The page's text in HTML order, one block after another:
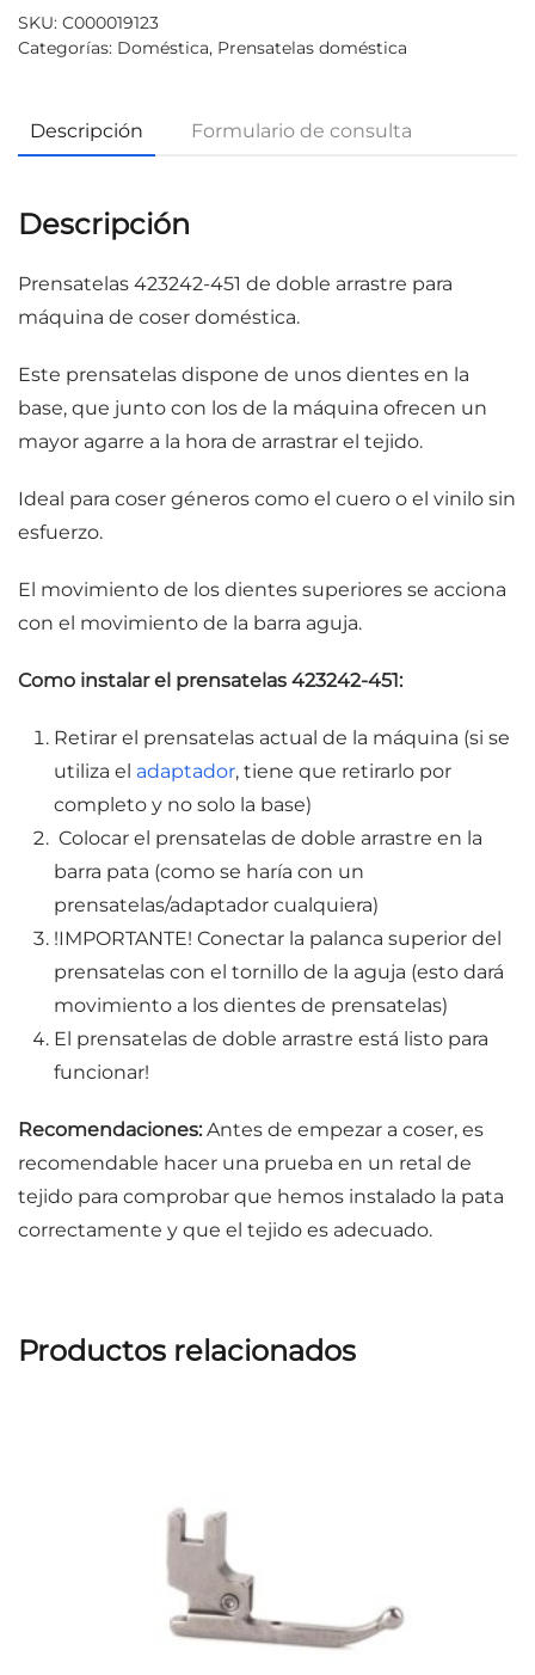
SKU: C000019123
Categorías: Doméstica, Prensatelas doméstica
Descripción Formulario de consulta
Descripción
Prensatelas 423242-451 de doble arrastre para
máquina de coser doméstica.
Este prensatelas dispone de unos dientes en la
base, que junto con los de la máquina ofrecen un
mayor agarre a la hora de arrastrar el tejido.
Ideal para coser géneros como el cuero o el vinilo sin
esfuerzo.
El movimiento de los dientes superiores se acciona
con el movimiento de la barra aguja.
Como instalar el prensatelas 423242-451:
Retirar el prensatelas actual de la máquina (si se
utiliza el adaptador, tiene que retirarlo por
completo y no solo la base)
Colocar el prensatelas de doble arrastre en la
barra pata (como se haría con un
prensatelas/adaptador cualquiera)
!IMPORTANTE! Conectar la palanca superior del
prensatelas con el tornillo de la aguja (esto dará
movimiento a los dientes de prensatelas)
El prensatelas de doble arrastre está listo para
funcionar!
Recomendaciones: Antes de empezar a coser, es
recomendable hacer una prueba en un retal de
tejido para comprobar que hemos instalado la pata
correctamente y que el tejido es adecuado.
Productos relacionados